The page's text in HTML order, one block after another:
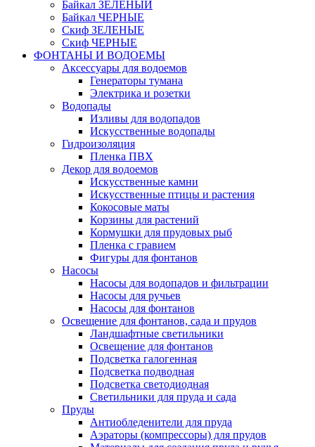
Байкал ЗЕЛЕНЫЙ
Байкал ЧЕРНЫЕ
Скиф ЗЕЛЕНЫЕ
Скиф ЧЕРНЫЕ
ФОНТАНЫ И ВОДОЕМЫ
Аксессуары для водоемов
Генераторы тумана
Электрика и розетки
Водопады
Изливы для водопадов
Искусственные водопады
Гидроизоляция
Пленка ПВХ
Декор для водоемов
Искусственные камни
Искусственные птицы и растения
Кокосовые маты
Корзины для растений
Кормушки для прудовых рыб
Пленка с гравием
Фигуры для фонтанов
Насосы
Насосы для водопадов и фильтрации
Насосы для ручьев
Насосы для фонтанов
Освещение для фонтанов, сада и прудов
Ландшафтные светильники
Освещение для фонтанов
Подсветка галогенная
Подсветка подводная
Подсветка светодиодная
Светильники для пруда и сада
Пруды
Антиобледенители для пруда
Аэраторы (компрессоры) для прудов